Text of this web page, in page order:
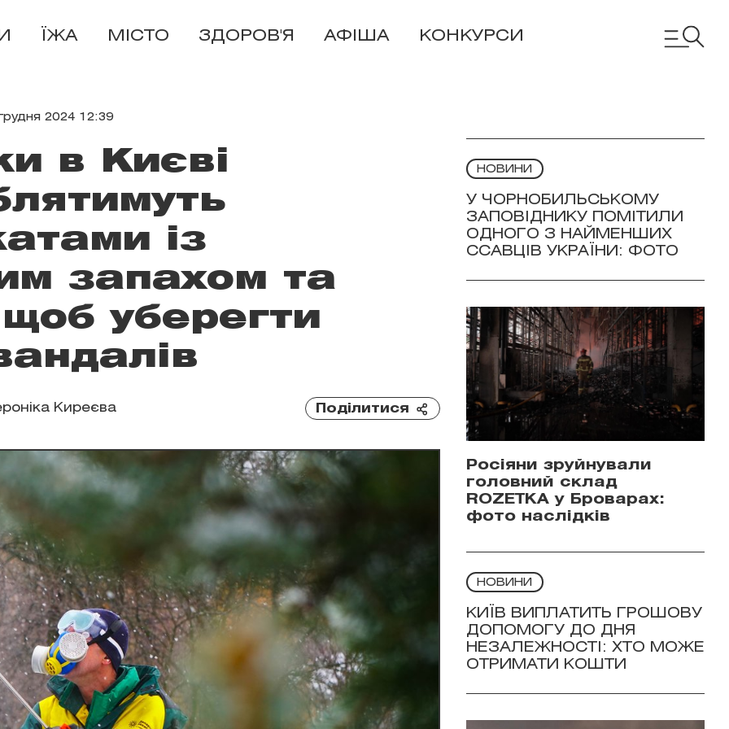
ЇЖА МІСТО ЗДОРОВ'Я АФІША КОНКУРСИ
2024 12:39
в Києві
із
запахом та
уберегти
Киреєва Поділитися
НОВИНИ
У ЧОРНОБИЛЬСЬКОМУ
ЗАПОВІДНИКУ ПОМІТИЛИ
ОДНОГО З НАЙМЕНШИХ
ССАВЦІВ УКРАЇНИ: ФОТО
Росіяни зруйнували
головний склад
ROZETKA у Броварах:
фото наслідків
НОВИНИ
КИЇВ ВИПЛАТИТЬ ГРОШОВУ
ДОПОМОГУ ДО ДНЯ
НЕЗАЛЕЖНОСТІ: ХТО МОЖЕ
ОТРИМАТИ КОШТИ